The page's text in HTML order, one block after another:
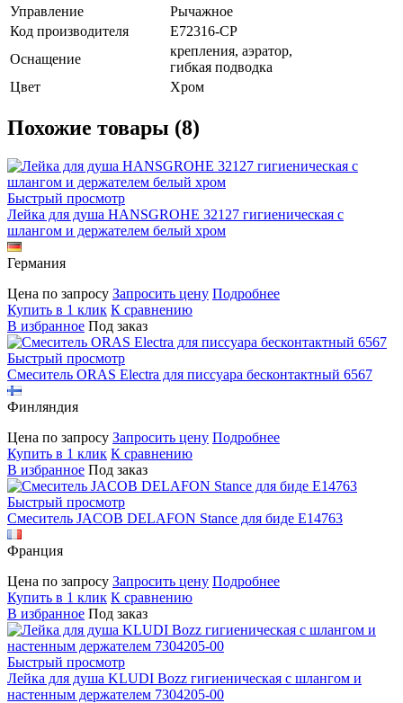
Управление
Рычажное
Код производителя
E72316-CP
Оснащение
крепления, аэратор,
гибкая подводка
Цвет
Хром
Похожие товары (8)
Быстрый просмотр
Лейка для душа HANSGROHE 32127 гигиеническая с
шлангом и держателем белый хром
Германия
Цена по запросу Запросить цену Подробнее
Купить в 1 клик К сравнению
В избранное Под заказ
Быстрый просмотр
Смеситель ORAS Electra для писсуара бесконтактный 6567
Финляндия
Цена по запросу Запросить цену Подробнее
Купить в 1 клик К сравнению
В избранное Под заказ
Быстрый просмотр
Смеситель JACOB DELAFON Stance для биде E14763
Франция
Цена по запросу Запросить цену Подробнее
Купить в 1 клик К сравнению
В избранное Под заказ
Быстрый просмотр
Лейка для душа KLUDI Bozz гигиеническая с шлангом и
настенным держателем 7304205-00